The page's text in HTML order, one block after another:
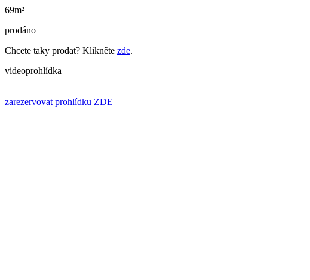
69m²
prodáno
Chcete taky prodat? Klikněte zde.
videoprohlídka
zarezervovat prohlídku ZDE